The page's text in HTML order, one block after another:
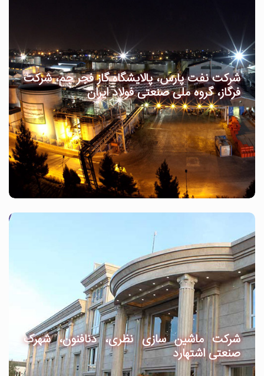
شرکت نفت پارس، پالایشگاه گاز فجر جم، شرکت
فرگاز، گروه ملی صنعتی فولاد ایران
شرکت ماشین سازی نظری، دنافنون، شهرک
صنعتی اشتهارد